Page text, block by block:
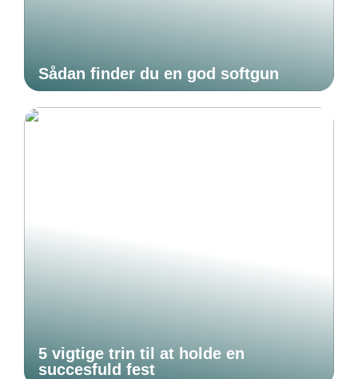
Sådan finder du en god softgun
5 vigtige trin til at holde en
succesfuld fest